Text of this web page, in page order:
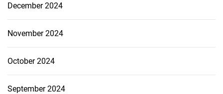
December 2024
November 2024
October 2024
September 2024